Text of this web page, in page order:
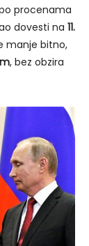
procenama
dovesti na 11.
manje bitno,
, bez obzira